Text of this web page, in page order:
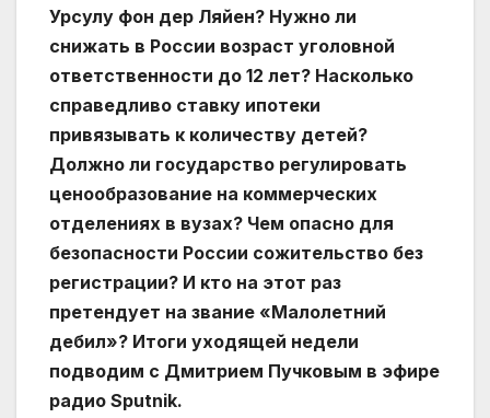
Урсулу фон дер Ляйен? Нужно ли
снижать в России возраст уголовной
ответственности до 12 лет? Насколько
справедливо ставку ипотеки
привязывать к количеству детей?
Должно ли государство регулировать
ценообразование на коммерческих
отделениях в вузах? Чем опасно для
безопасности России сожительство без
регистрации? И кто на этот раз
претендует на звание «Малолетний
дебил»? Итоги уходящей недели
подводим с Дмитрием Пучковым в эфире
радио Sputnik.